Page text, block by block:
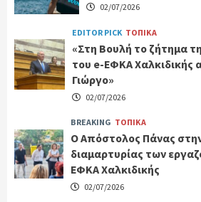
02/07/2026
EDITOR PICK ΤΟΠΙΚΑ
«Στη Βουλή το ζήτημα
του e-ΕΦΚΑ Χαλκιδικής
Γιώργο»
02/07/2026
BREAKING ΤΟΠΙΚΑ
Ο Απόστολος Πάνας
διαμαρτυρίας των
ΕΦΚΑ Χαλκιδικής
02/07/2026